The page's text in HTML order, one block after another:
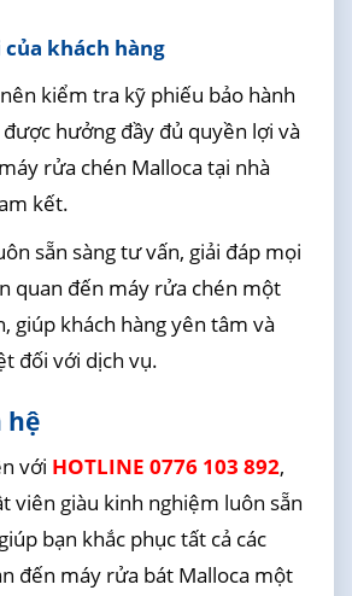
khách hàng
kiểm tra kỹ phiếu bảo hành
hưởng đầy đủ quyền lợi và
rửa chén Malloca tại nhà
kết.
sẵn sàng tư vấn, giải đáp mọi
quan đến máy rửa chén một
giúp khách hàng yên tâm và
đối với dịch vụ.
hệ
với HOTLINE 0776 103 892,
viên giàu kinh nghiệm luôn sẵn
bạn khắc phục tất cả các
đến máy rửa bát Malloca một